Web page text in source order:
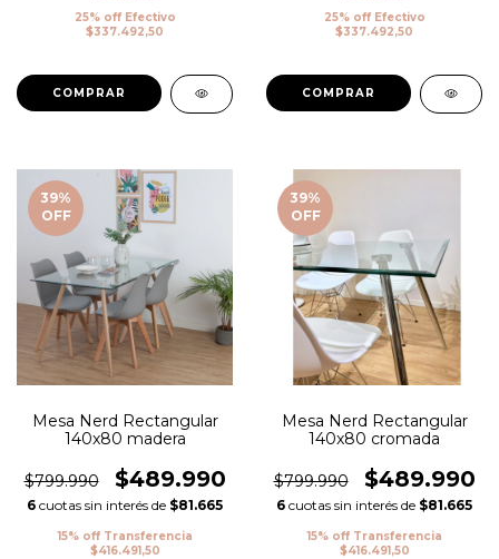
25% off Efectivo
$337.492,50
COMPRAR
25% off Efectivo
$337.492,50
COMPRAR
39%
OFF
Mesa Nerd Rectangular
140x80 madera
$799.990 $489.990
6 cuotas sin interés de $81.665
15% off Transferencia
$416.491,50
39%
OFF
Mesa Nerd Rectangular
140x80 cromada
$799.990 $489.990
6 cuotas sin interés de $81.665
15% off Transferencia
$416.491,50